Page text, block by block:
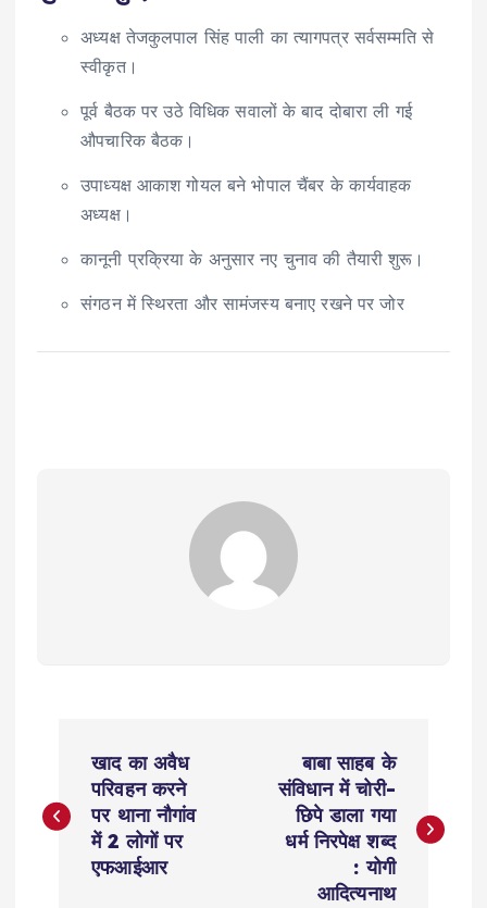
अध्यक्ष तेजकुलपाल सिंह पाली का त्यागपत्र सर्वसम्मति से
स्वीकृत।
पूर्व बैठक पर उठे विधिक सवालों के बाद दोबारा ली गई
औपचारिक बैठक।
उपाध्यक्ष आकाश गोयल बने भोपाल चैंबर के कार्यवाहक
अध्यक्ष।
कानूनी प्रक्रिया के अनुसार नए चुनाव की तैयारी शुरू।
संगठन में स्थिरता और सामंजस्य बनाए रखने पर जोर
o
खाद का अवैध
परिवहन करने
पर थाना नौगांव
में 2 लोगों पर
एफआईआर
बाबा साहब के
संविधान में चोरी-
छिपे डाला गया
धर्म निरपेक्ष शब्द
: योगी
आदित्यनाथ